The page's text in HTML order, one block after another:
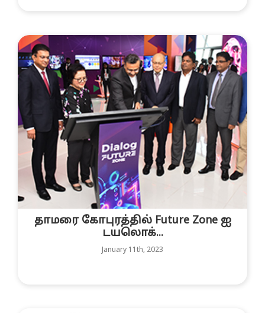
தாமரை கோபுரத்தில் Future Zone ஐ
டயலொக்...
January 11th, 2023